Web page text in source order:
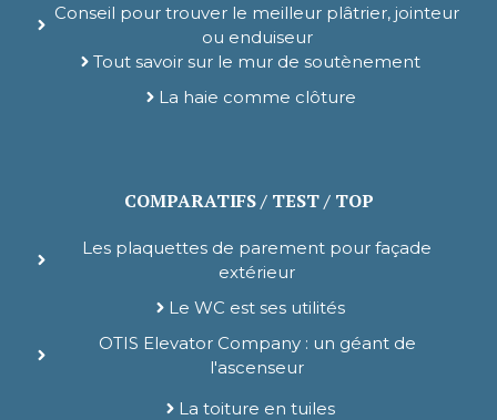
Conseil pour trouver le meilleur plâtrier, jointeur
ou enduiseur
Tout savoir sur le mur de soutènement
La haie comme clôture
COMPARATIFS / TEST / TOP
Les plaquettes de parement pour façade
extérieur
Le WC est ses utilités
OTIS Elevator Company : un géant de
l'ascenseur
La toiture en tuiles